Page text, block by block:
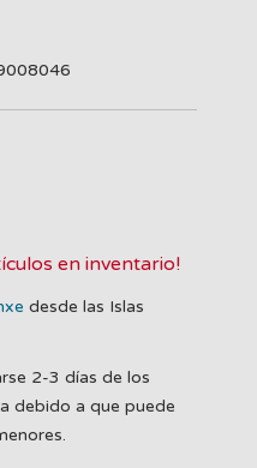
en inventario!
desde las Islas
2-3 días de los
debido a que puede